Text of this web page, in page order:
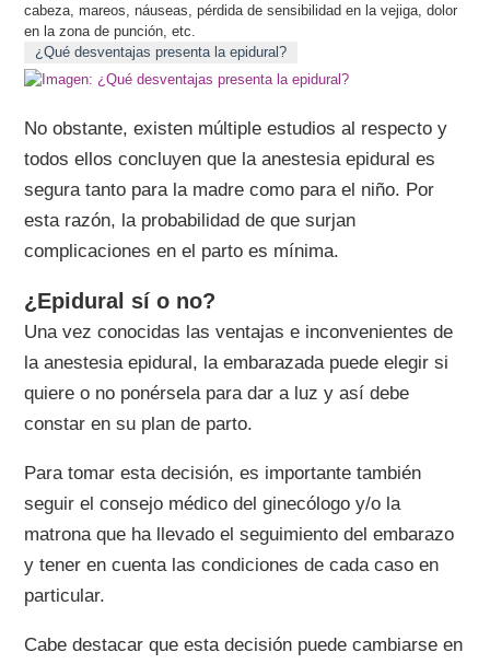
cabeza, mareos, náuseas, pérdida de sensibilidad en la vejiga, dolor
en la zona de punción, etc.
¿Qué desventajas presenta la epidural?
No obstante, existen múltiple estudios al respecto y
todos ellos concluyen que la anestesia epidural es
segura tanto para la madre como para el niño. Por
esta razón, la probabilidad de que surjan
complicaciones en el parto es mínima.
¿Epidural sí o no?
Una vez conocidas las ventajas e inconvenientes de
la anestesia epidural, la embarazada puede elegir si
quiere o no ponérsela para dar a luz y así debe
constar en su plan de parto.
Para tomar esta decisión, es importante también
seguir el consejo médico del ginecólogo y/o la
matrona que ha llevado el seguimiento del embarazo
y tener en cuenta las condiciones de cada caso en
particular.
Cabe destacar que esta decisión puede cambiarse en